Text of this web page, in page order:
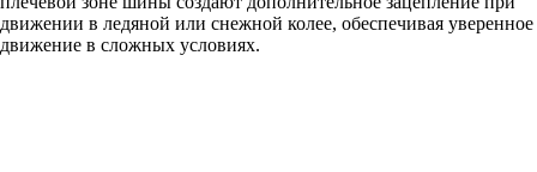
движении в ледяной или снежной колее, обеспечивая уверенное
движение в сложных условиях.